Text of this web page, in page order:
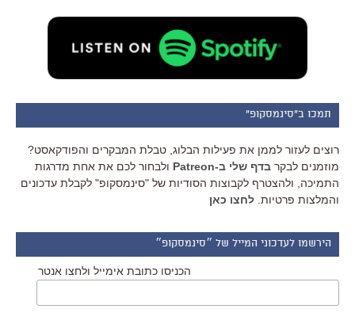
תמכו ב"סינמסקופ"
רוצים לעזור לממן את פעילות הבלוג, טבלת המבקרים והפודקאסט?
מוזמנים לבקר בדף שלי ב-Patreon
ולבחור לכם את אחת מדרגות
התמיכה, ולהצטרף לקבוצות הסודיות של "סינמסקופ" לקבלת עדכונים
והמלצות פרטיות. לחצו כאן
הירשמו לעדכוני המייל של ״סינמסקופ״
הכניסו כתובת אימייל ולחצו אנטר